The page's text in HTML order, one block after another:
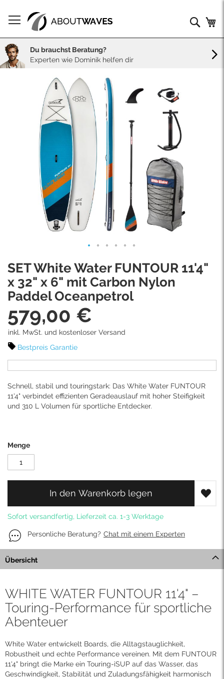
zum
Inhalt
Du brauchst Beratung?
Experten wie Dominik helfen dir
SET White Water FUNTOUR 11'4"
x 32" x 6" mit Carbon Nylon
Paddel Oceanpetrol
579,00 €
inkl. MwSt. und kostenloser Versand
Bestpreis Garantie
Schnell, stabil und touringstark: Das White Water FUNTOUR
11'4" verbindet effizienten Geradeauslauf mit hoher Steifigkeit
und 310 L Volumen für sportliche Entdecker.
Menge
In den Warenkorb legen
Sofort versandfertig, Lieferzeit ca. 1-3 Werktage
Personliche Beratung? Chat mit einem Experten
to
the
beginning
of
images
gallery
Übersicht
WHITE WATER FUNTOUR 11'4" –
Touring-Performance für sportliche
Abenteuer
White Water entwickelt Boards, die Alltagstauglichkeit,
Robustheit und echte Performance vereinen. Mit dem FUNTOUR
11'4" bringt die Marke ein Touring-iSUP auf das Wasser, das
Geschwindigkeit, Stabilität und Zuladungsfähigkeit harmonisch